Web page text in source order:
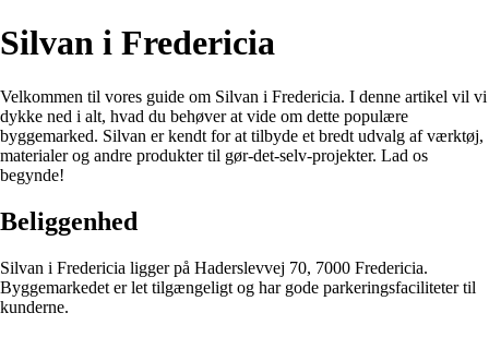
Silvan i Fredericia
Velkommen til vores guide om Silvan i Fredericia. I denne artikel vil vi
dykke ned i alt, hvad du behøver at vide om dette populære
byggemarked. Silvan er kendt for at tilbyde et bredt udvalg af værktøj,
materialer og andre produkter til gør-det-selv-projekter. Lad os
begynde!
Beliggenhed
Silvan i Fredericia ligger på Haderslevvej 70, 7000 Fredericia.
Byggemarkedet er let tilgængeligt og har gode parkeringsfaciliteter til
kunderne.